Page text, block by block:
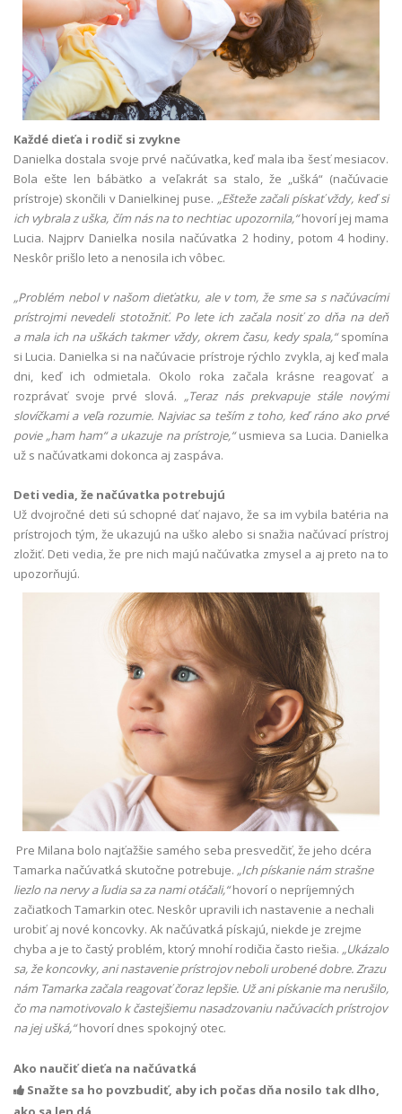
Každé dieťa i rodič si zvykne
Danielka dostala svoje prvé načúvatka, keď mala iba šesť mesiacov.
Bola ešte len bábätko a veľakrát sa stalo, že „ušká“ (načúvacie
prístroje) skončili v Danielkinej puse. „Ešteže začali pískať vždy, keď si
ich vybrala z uška, čím nás na to nechtiac upozornila,“hovorí jej mama
Lucia. Najprv Danielka nosila načúvatka 2 hodiny, potom 4 hodiny.
Neskôr prišlo leto a nenosila ich vôbec.
„Problém nebol v našom dieťatku, ale v tom, že sme sa s načúvacími
prístrojmi nevedeli stotožniť. Po lete ich začala nosiť zo dňa na deň
a mala ich na uškách takmer vždy, okrem času, kedy spala,“spomína
si Lucia. Danielka si na načúvacie prístroje rýchlo zvykla, aj keď mala
dni, keď ich odmietala. Okolo roka začala krásne reagovať a
rozprávať svoje prvé slová. „Teraz nás prekvapuje stále novými
slovíčkami a veľa rozumie. Najviac sa teším z toho, keď ráno ako prvé
povie „ham ham“ a ukazuje na prístroje,“usmieva sa Lucia. Danielka
už s načúvatkami dokonca aj zaspáva.
Deti vedia, že načúvatka potrebujú
Už dvojročné deti sú schopné dať najavo, že sa im vybila batéria na
prístrojoch tým, že ukazujú na uško alebo si snažia načúvací prístroj
zložiť. Deti vedia, že pre nich majú načúvatka zmysel a aj preto na to
upozorňujú.
Pre Milana bolo najťažšie samého seba presvedčiť, že jeho dcéra
Tamarka načúvatká skutočne potrebuje. „Ich pískanie nám strašne
liezlo na nervy a ľudia sa za nami otáčali,“hovorí o nepríjemných
začiatkoch Tamarkin otec. Neskôr upravili ich nastavenie a nechali
urobiť aj nové koncovky. Ak načúvatká pískajú, niekde je zrejme
chyba a je to častý problém, ktorý mnohí rodičia často riešia. „Ukázalo
sa, že koncovky, ani nastavenie prístrojov neboli urobené dobre. Zrazu
nám Tamarka začala reagovať čoraz lepšie. Už ani pískanie ma nerušilo,
čo ma namotivovalo k častejšiemu nasadzovaniu načúvacích prístrojov
na jej ušká,“hovorí dnes spokojný otec.
Ako naučiť dieťa na načúvatká
 Snažte sa ho povzbudiť, aby ich počas dňa nosilo tak dlho,